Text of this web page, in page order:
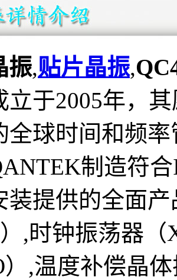
振,贴片晶振,
立于2005年，
全球时间和频
制造符
装提供的全面
）,时钟振荡器
）,温度补偿晶